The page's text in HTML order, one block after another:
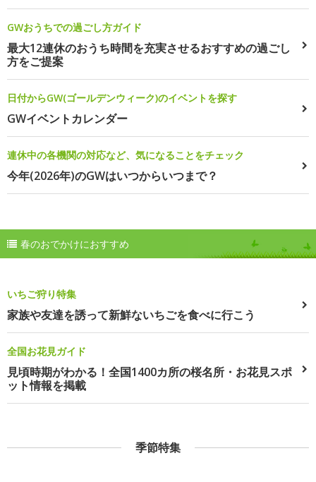
GWおうちでの過ごし方ガイド
最大12連休のおうち時間を充実させるおすすめの過ごし
方をご提案
日付からGW(ゴールデンウィーク)のイベントを探す
GWイベントカレンダー
連休中の各機関の対応など、気になることをチェック
今年(2026年)のGWはいつからいつまで？
春のおでかけにおすすめ
いちご狩り特集
家族や友達を誘って新鮮ないちごを食べに行こう
全国お花見ガイド
見頃時期がわかる！全国1400カ所の桜名所・お花見スポ
ット情報を掲載
季節特集